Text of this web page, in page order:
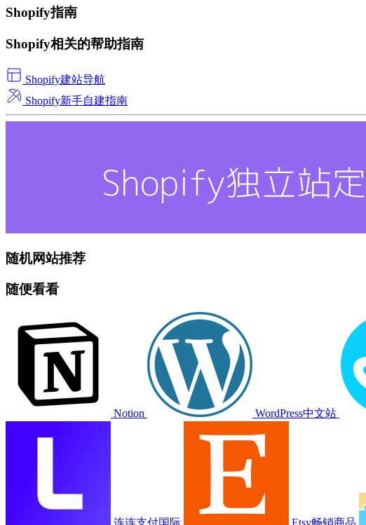
Shopify指南
Shopify相关的帮助指南
Shopify建站导航
Shopify新手自建指南
随机网站推荐
随便看看
Notion WordPress中文站
连连支付国际 Etsy畅销商品